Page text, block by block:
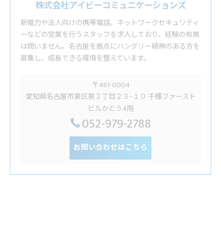
株式会社アイビーコミュニケーションズ
新電力や法人向けの携帯電話、ネットワークセキュリティ
ーなどの営業を行うスタッフを求人しており、経験の有無
は問いません。名古屋を拠点にハングリー精神のある方を
募集し、成長できる環境を整えています。
〒461-0004
愛知県名古屋市東区葵３丁目２３−１０ 千種ファースト
ビルかとう4階
052-979-2788
お問い合わせはこちら